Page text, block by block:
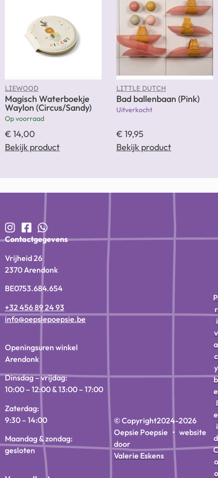
LIEWOOD
Magisch Waterboekje
Waylon (Circus/Sandy)
Op voorraad
€ 14,00
Bekijk product
LITTLE DUTCH
Bad ballenbaan (Pink)
Uitverkocht
€ 19,95
Bekijk product
Contactgegevens
Vrijheid 26
2370 Arendonk
BE0753.684.654
+32 456 89 24 93
info@oepsiepoepsie.be
Openingsuren winkel
Arendonk
Dinsdag – vrijdag:
10:00 – 12:00 & 13:00 – 17:00
Zaterdag:
9:30 – 14:00
Maandag & zondag:
gesloten
© Copyright2024-2026
Oepsie Poepsie • website
door
Valerie Eskens
P
r
i
v
a
c
y
b
e
l
e
i
d
C
o
o